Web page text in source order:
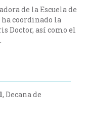
de la Escuela de
coordinado la
Doctor, así como el
, Decana de